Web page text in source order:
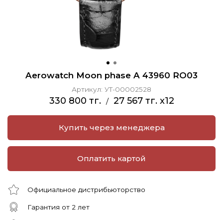
Aerowatch Moon phase A 43960 RO03
Артикул: УТ-00002528
330 800 тг. / 27 567 тг. x12
Купить через менеджера
Оплатить картой
Официальное дистрибьюторство
Гарантия от 2 лет